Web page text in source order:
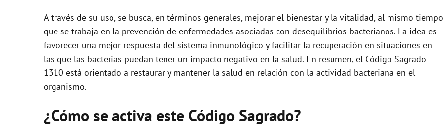
A través de su uso, se busca, en términos generales, mejorar el bienestar y la vitalidad, al mismo tiempo
que se trabaja en la prevención de enfermedades asociadas con desequilibrios bacterianos. La idea es
favorecer una mejor respuesta del sistema inmunológico y facilitar la recuperación en situaciones en
las que las bacterias puedan tener un impacto negativo en la salud. En resumen, el Código Sagrado
1310 está orientado a restaurar y mantener la salud en relación con la actividad bacteriana en el
organismo.
¿Cómo se activa este Código Sagrado?